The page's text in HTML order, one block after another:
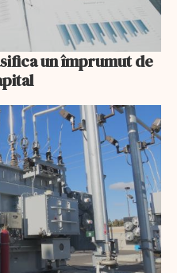
un împrumut de